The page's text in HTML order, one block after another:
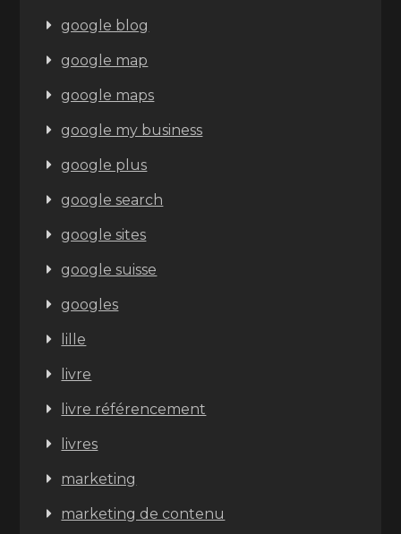
google blog
google map
google maps
google my business
google plus
google search
google sites
google suisse
googles
lille
livre
livre référencement
livres
marketing
marketing de contenu